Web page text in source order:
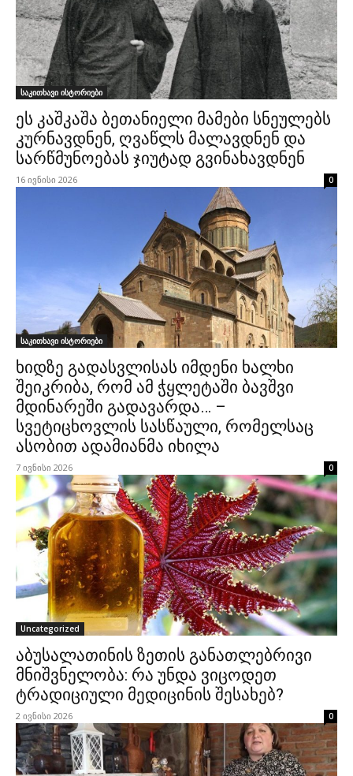
საკითხავი ისტორიები
ეს კაშკაშა ბეთანიელი მამები სნეულებს
კურნავდნენ, ღვაწლს მალავდნენ და
სარწმუნოებას ჯიუტად გვინახავდნენ
16 ივნისი 2026 0
საკითხავი ისტორიები
ხიდზე გადასვლისას იმდენი ხალხი
შეიკრიბა, რომ ამ ჭყლეტაში ბავშვი
მდინარეში გადავარდა… –
სვეტიცხოვლის სასწაული, რომელსაც
ასობით ადამიანმა იხილა
7 ივნისი 2026 0
Uncategorized
აბუსალათინის ზეთის განათლებრივი
მნიშვნელობა: რა უნდა ვიცოდეთ
ტრადიციული მედიცინის შესახებ?
2 ივნისი 2026 0